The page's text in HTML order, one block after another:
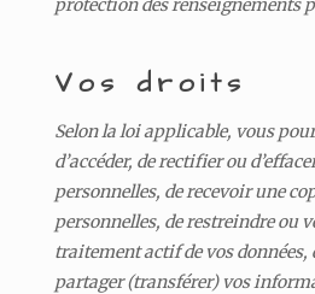
protection des renseignements
Vos droits
Selon la loi applicable, vous
d’accéder, de rectifier ou
personnelles, de recevoir une
personnelles, de restreindre ou
traitement actif de vos données,
partager (transférer) vos